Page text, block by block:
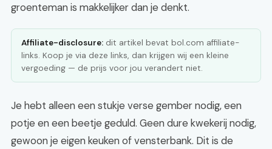
groenteman is makkelijker dan je denkt.
Affiliate-disclosure: dit artikel bevat bol.com affiliate-
links. Koop je via deze links, dan krijgen wij een kleine
vergoeding — de prijs voor jou verandert niet.
Je hebt alleen een stukje verse gember nodig, een
potje en een beetje geduld. Geen dure kwekerij nodig,
gewoon je eigen keuken of vensterbank. Dit is de